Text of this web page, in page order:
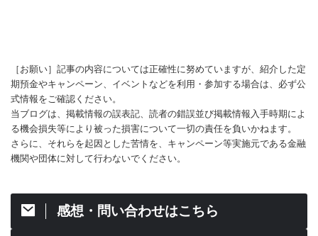
［お願い］記事の内容については正確性に努めていますが、紹介した定
期預金やキャンペーン、イベントなどを利用・参加する場合は、必ず公
式情報をご確認ください。
当ブログは、掲載情報の誤表記、読者の錯誤並び掲載情報入手時期によ
る機会損失等により被った損害について一切の責任を負いかねます。
さらに、それらを起因とした苦情を、キャンペーン等実施元である金融
機関や団体に対して行わないでください。
感想・問い合わせはこちら